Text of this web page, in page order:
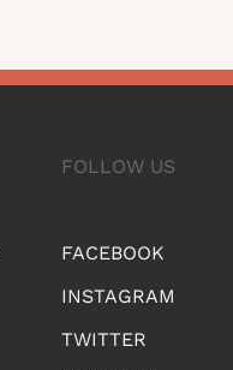
FOLLOW US
FACEBOOK
INSTAGRAM
TWITTER